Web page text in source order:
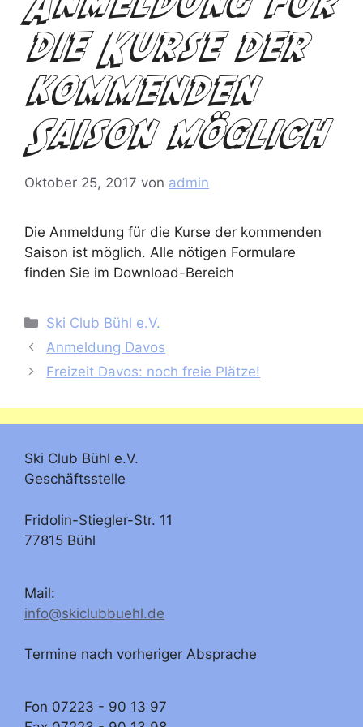
Anmeldung für
die Kurse der
kommenden
Saison möglich
Oktober 25, 2017 von admin
Die Anmeldung für die Kurse der kommenden
Saison ist möglich. Alle nötigen Formulare
finden Sie im Download-Bereich
Kategorien
Ski Club Bühl e.V.
Anmeldung Davos
Freizeit Davos: noch freie Plätze!
Ski Club Bühl e.V.
Geschäftsstelle
Fridolin-Stiegler-Str. 11
77815 Bühl
Mail:
info@skiclubbuehl.de
Termine nach vorheriger Absprache
Fon 07223 - 90 13 97